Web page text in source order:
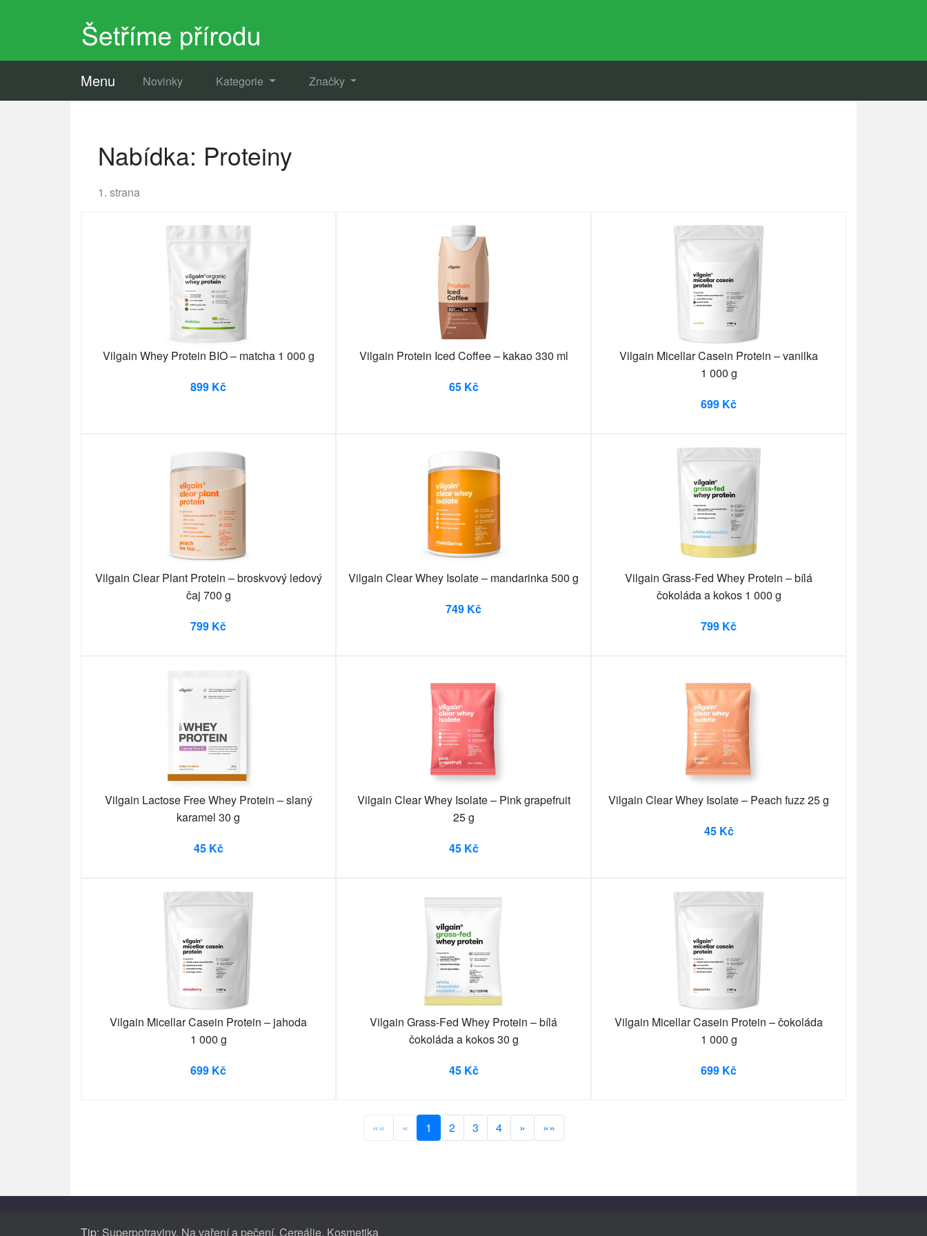
Menu Novinky Kategorie Značky
Nabídka: Proteiny
1. strana
Vilgain Whey Protein BIO – matcha 1 000 g
899 Kč
Vilgain Protein Iced Coffee – kakao 330 ml
65 Kč
Vilgain Micellar Casein Protein – vanilka
1 000 g
699 Kč
Vilgain Clear Plant Protein – broskvový ledový
čaj 700 g
799 Kč
Vilgain Clear Whey Isolate – mandarinka 500 g
749 Kč
Vilgain Grass-Fed Whey Protein – bílá
čokoláda a kokos 1 000 g
799 Kč
Vilgain Lactose Free Whey Protein – slaný
karamel 30 g
45 Kč
Vilgain Clear Whey Isolate – Pink grapefruit
25 g
45 Kč
Vilgain Clear Whey Isolate – Peach fuzz 25 g
45 Kč
Vilgain Micellar Casein Protein – jahoda
1 000 g
699 Kč
Vilgain Grass-Fed Whey Protein – bílá
čokoláda a kokos 30 g
45 Kč
Vilgain Micellar Casein Protein – čokoláda
1 000 g
699 Kč
«« « 1 2 3 4 » »»
Tip: Superpotraviny, Na vaření a pečení, Cereálie, Kosmetika